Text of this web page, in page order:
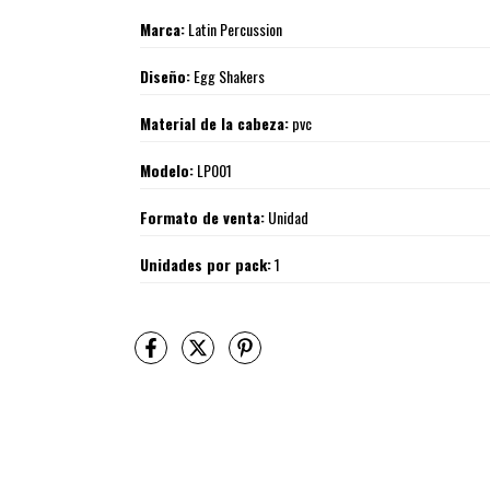
Marca:Latin Percussion
Diseño:Egg Shakers
Material de la cabeza:pvc
Modelo:LP001
Formato de venta:Unidad
Unidades por pack:1